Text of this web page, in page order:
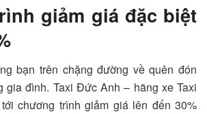
giảm giá đặc biệt
bạn trên chặng đường về quên đón
gia đình. Taxi Đức Anh – hãng xe Taxi
chương trình giảm giá lên đến 30%